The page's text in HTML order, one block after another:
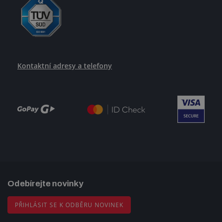
Kontaktní adresy a telefony
Odebírejte novinky
PŘIHLÁSIT SE K ODBĚRU NOVINEK